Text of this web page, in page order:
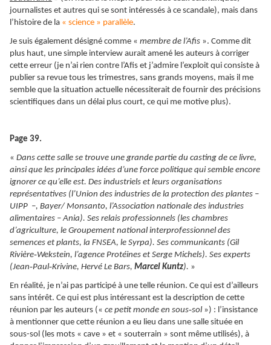
journalistes et autres qui se sont intéressés à ce scandale), mais dans
l’histoire de la « science » parallèle.
Je suis également désigné comme « membre de l’Afis ». Comme dit
plus haut, une simple interview aurait amené les auteurs à corriger
cette erreur (je n’ai rien contre l’Afis et j’admire l’exploit qui consiste à
publier sa revue tous les trimestres, sans grands moyens, mais il me
semble que la situation actuelle nécessiterait de fournir des précisions
scientifiques dans un délai plus court, ce qui me motive plus).
Page 39.
« Dans cette salle se trouve une grande partie du casting de ce livre,
ainsi que les principales idées d’une force politique qui semble encore
ignorer ce qu’elle est. Des industriels et leurs organisations
représentatives (l’Union des industries de la protection des plantes –
UIPP –, Bayer/ Monsanto, l’Association nationale des industries
alimentaires – Ania). Ses relais professionnels (les chambres
d’agriculture, le Groupement national interprofessionnel des
semences et plants, la FNSEA, le Syrpa). Ses communicants (Gil
Rivière‑Wekstein, l’agence Protéines et Serge Michels). Ses experts
(Jean‑Paul‑Krivine, Hervé Le Bars, Marcel Kuntz). »
En réalité, je n’ai pas participé à une telle réunion. Ce qui est d’ailleurs
sans intérêt. Ce qui est plus intéressant est la description de cette
réunion par les auteurs (« ce petit monde en sous‑sol ») : l’insistance
à mentionner que cette réunion a eu lieu dans une salle située en
sous-sol (les mots « cave » et « souterrain » sont même utilisés), à